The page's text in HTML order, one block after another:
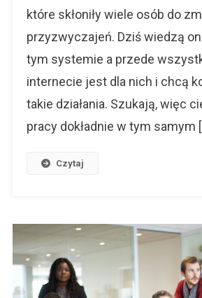
które skłoniły wiele osób do
przyzwyczajeń. Dziś wiedzą
tym systemie a przede
internecie jest dla nich i chcą
takie działania. Szukają, więc
pracy dokładnie w tym samym
Czytaj